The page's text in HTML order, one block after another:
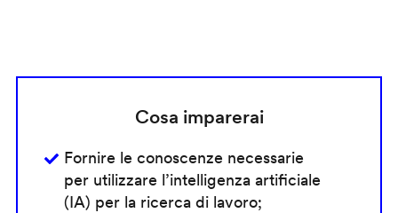
Cosa imparerai
Fornire le conoscenze necessarie
per utilizzare l’intelligenza artificiale
(IA) per la ricerca di lavoro;